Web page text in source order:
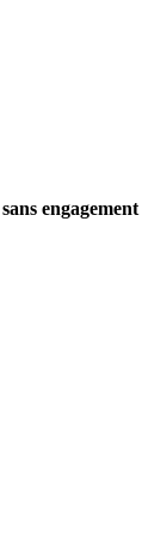
sans engagement